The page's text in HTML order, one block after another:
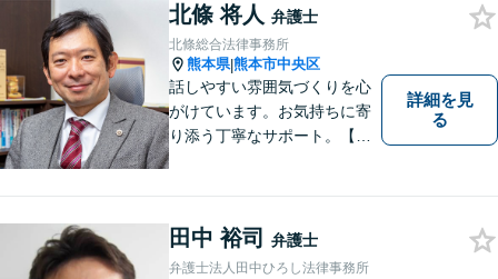
いく解決のサポートができま
すよう、一つ一つのご依頼に
誠実に取り組んでまいりま
す。
北條 将人 弁護士
北條総合法律事務所
熊本県|熊本市中央区
話しやすい雰囲気づくりを心
がけています。お気持ちに寄
り添う丁寧なサポート。【借
ート。企業からのご相談も承
ります【交通事故】弁護士費
詳細を見
る
田中 裕司 弁護士
弁護士法人田中ひろし法律事務所